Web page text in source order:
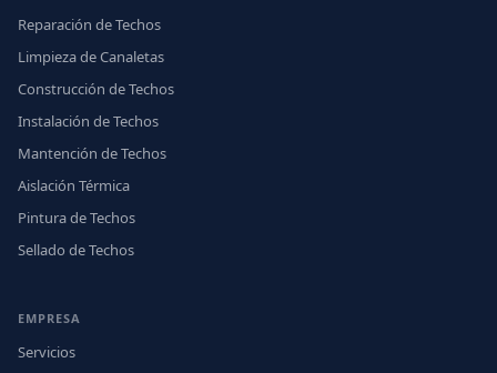
Reparación de Techos
Limpieza de Canaletas
Construcción de Techos
Instalación de Techos
Mantención de Techos
Aislación Térmica
Pintura de Techos
Sellado de Techos
EMPRESA
Servicios